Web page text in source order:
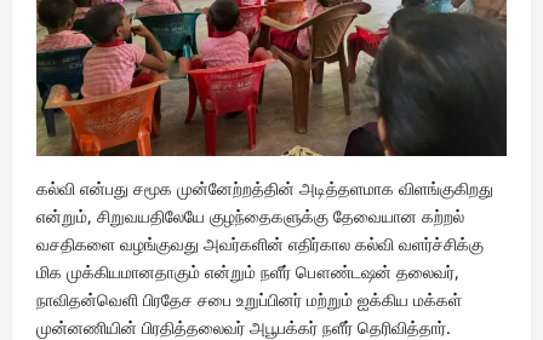
கல்வி என்பது சமூக முன்னேற்றத்தின் அடித்தளமாக விளங்குகிறது
என்றும், சிறுவயதிலேயே குழந்தைகளுக்கு தேவையான கற்றல்
வசதிகளை வழங்குவது அவர்களின் எதிர்கால கல்வி வளர்ச்சிக்கு
மிக முக்கியமானதாகும் என்றும் நளீர் பௌண்டஷன் தலைவர்,
நாவிதன்வெளி பிரதேச சபை உறுப்பினர் மற்றும் ஐக்கிய மக்கள்
முன்னணியின் பிரதித்தலைவர் அபூபக்கர் நளீர் தெரிவித்தார்.